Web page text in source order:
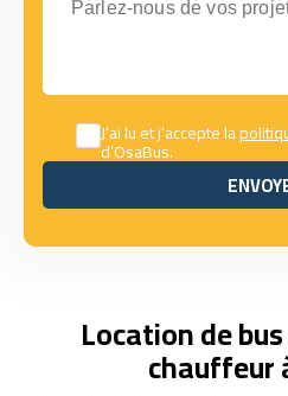
J’ai lu et j’accepte la
d’OsaBus.
Location de
chauffeur